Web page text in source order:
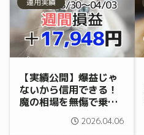
【実績公開】爆益じゃ
ないから信用できる！
魔の相場を無傷で乗り
切り＋17,948円を稼い
だEAの「守備力」2026.04.06